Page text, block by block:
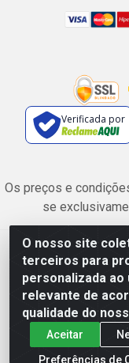
O nosso site
terceiros para
personalizada
relevante de
qualidade do
Aceitar
Preferências de
Verificada por
Os preços e
se
Safra Agrícola e
Esplanada dos